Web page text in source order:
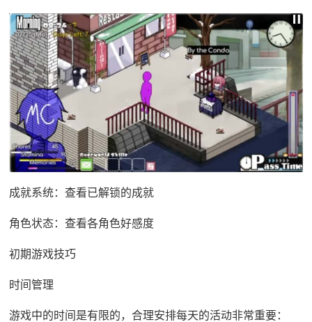
成就系统：查看已解锁的成就
角色状态：查看各角色好感度
初期游戏技巧
时间管理
游戏中的时间是有限的，合理安排每天的活动非常重要：